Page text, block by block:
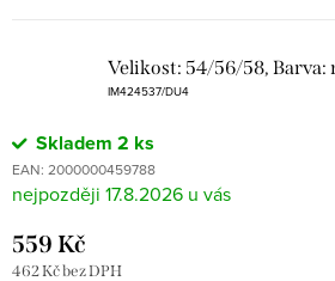
Velikost: 54/56/58, Barva:
IM424537/DU4
Skladem 2 ks
EAN: 2000000459788
17.8.2026
559 Kč
462 Kč bez DPH